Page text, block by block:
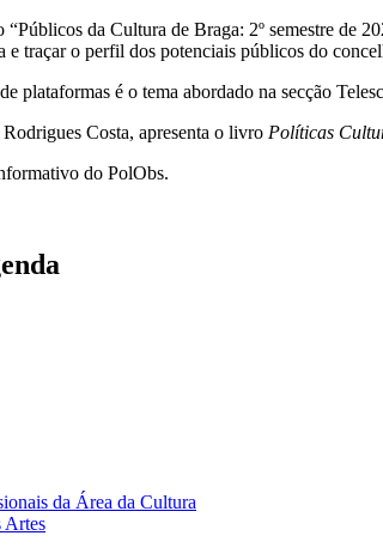
da Cultura de Braga: 2º semestre de
e traçar o perfil dos potenciais públicos do
plataformas é o tema abordado na secção
Costa, apresenta o livro Políticas
do PolObs.
da Área da Cultura
Artes